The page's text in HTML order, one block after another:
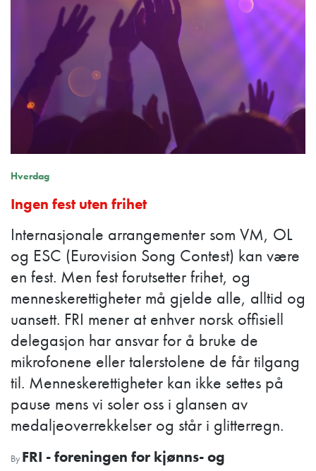
Hverdag
Ingen fest uten frihet
Internasjonale arrangementer som VM, OL
og ESC (Eurovision Song Contest) kan være
en fest. Men fest forutsetter frihet, og
menneskerettigheter må gjelde alle, alltid og
uansett. FRI mener at enhver norsk offisiell
delegasjon har ansvar for å bruke de
mikrofonene eller talerstolene de får tilgang
til. Menneskerettigheter kan ikke settes på
pause mens vi soler oss i glansen av
medaljeoverrekkelser og står i glitterregn.
By FRI - foreningen for kjønns- og